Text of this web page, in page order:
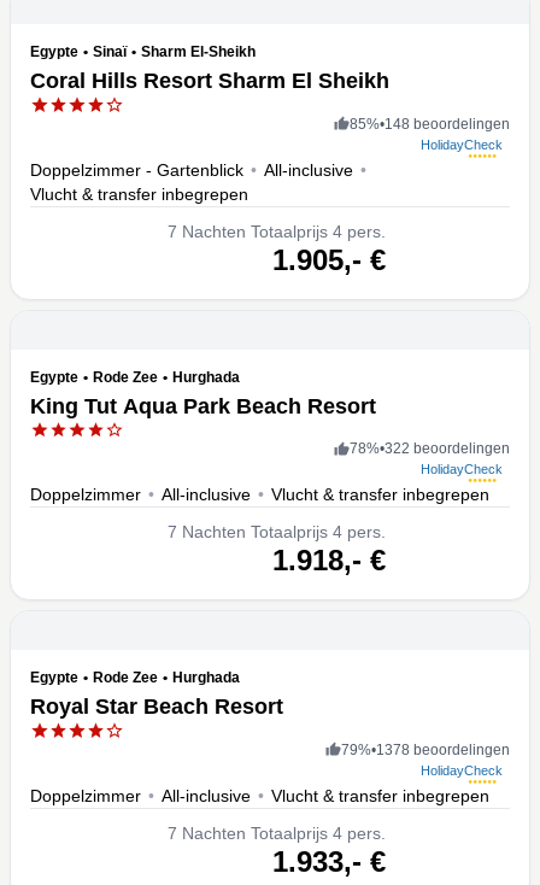
Egypte • Sinaï • Sharm El-Sheikh
Coral Hills Resort Sharm El Sheikh
85%•148 beoordelingen
HolidayCheck
Doppelzimmer - Gartenblick • All-inclusive •
Vlucht & transfer inbegrepen
7 Nachten Totaalprijs 4 pers.
1.905,- €
Egypte • Rode Zee • Hurghada
King Tut Aqua Park Beach Resort
78%•322 beoordelingen
HolidayCheck
Doppelzimmer • All-inclusive • Vlucht & transfer inbegrepen
7 Nachten Totaalprijs 4 pers.
1.918,- €
Egypte • Rode Zee • Hurghada
Royal Star Beach Resort
79%•1378 beoordelingen
HolidayCheck
Doppelzimmer • All-inclusive • Vlucht & transfer inbegrepen
7 Nachten Totaalprijs 4 pers.
1.933,- €